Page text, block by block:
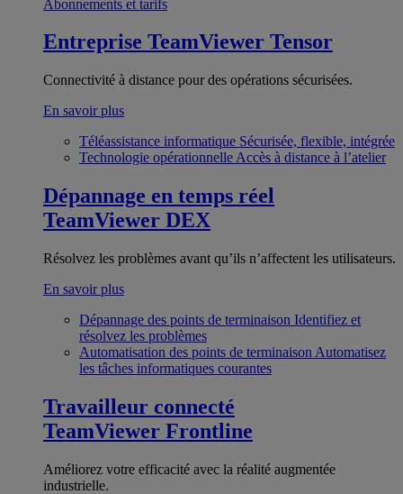
Abonnements et tarifs
Entreprise TeamViewer Tensor
Connectivité à distance pour des opérations sécurisées.
En savoir plus
Téléassistance informatique Sécurisée, flexible, intégrée
Technologie opérationnelle Accès à distance à l’atelier
Dépannage en temps réel
TeamViewer DEX
Résolvez les problèmes avant qu’ils n’affectent les utilisateurs.
En savoir plus
Dépannage des points de terminaison Identifiez et
résolvez les problèmes
Automatisation des points de terminaison Automatisez
les tâches informatiques courantes
Travailleur connecté
TeamViewer Frontline
Améliorez votre efficacité avec la réalité augmentée
industrielle.